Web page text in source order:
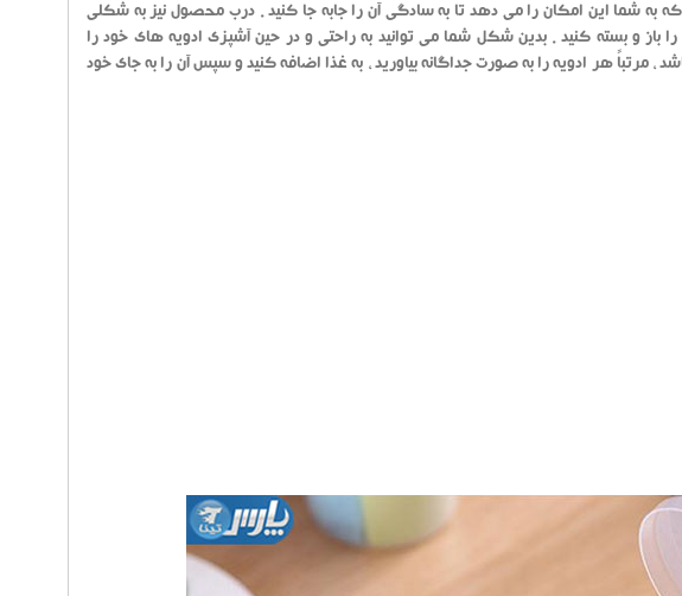
قرار داده شده که به شما این امکان را می دهد تا به سادگی آن را جابه جا کنید . درب محصول نیز به شکلی
باز و بسته کنید . بدین شکل شما می توانید به راحتی و در حین آشپزی ادویه های خود را
، مرتباً هر ادویه را به صورت جداگانه بیاورید ، به غذا اضافه کنید و سپس آن را به جای خود